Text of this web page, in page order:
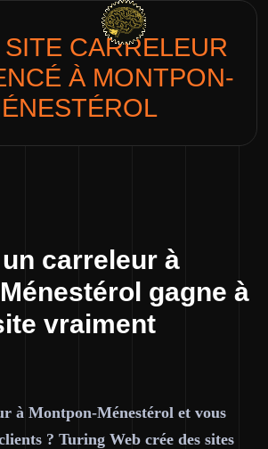
CARRELEUR
À MONTPON-
carreleur à
gagne à
vraiment
à Montpon-Ménestérol et vous
? Turing Web crée des sites